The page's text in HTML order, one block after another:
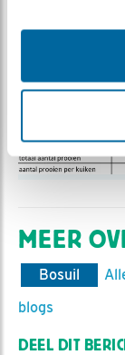
MEER
Bosuil
blogs
DEEL DIT